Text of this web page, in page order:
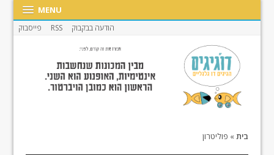
MENU
הודעה בבקבוק RSS פייסבוק
בית» פוליטרון